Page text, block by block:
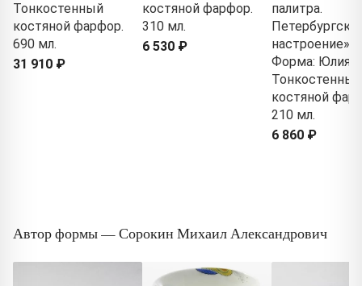
Тонкостенный
костяной фарфор.
690 мл.
31 910 ₽
костяной фарфор.
310 мл.
6 530 ₽
палитра.
настроение»
Форма: Юлия.
Тонкостенный
костяной
210 мл.
6 860 ₽
Автор формы — Сорокин Михаил Александрович